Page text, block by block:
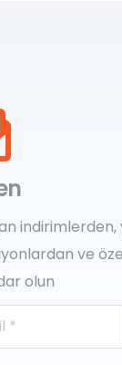
indirimlerden,
ve
olun